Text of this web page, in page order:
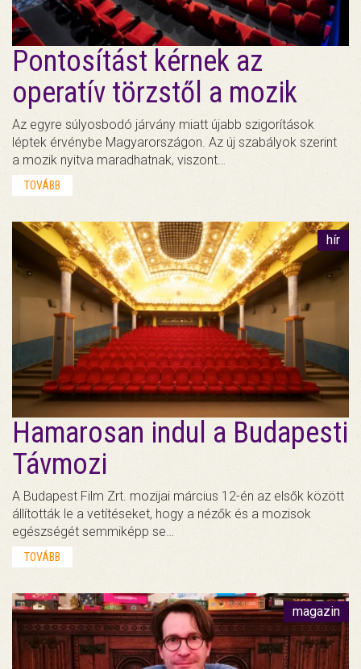
Pontosítást kérnek az
operatív törzstől a mozik
Az egyre súlyosbodó járvány miatt újabb szigorítások
léptek érvénybe Magyarországon. Az új szabályok szerint
a mozik nyitva maradhatnak, viszont…
TOVÁBB
hír
Hamarosan indul a Budapesti
Távmozi
A Budapest Film Zrt. mozijai március 12-én az elsők között
állították le a vetítéseket, hogy a nézők és a mozisok
egészségét semmiképp se…
TOVÁBB
magazin